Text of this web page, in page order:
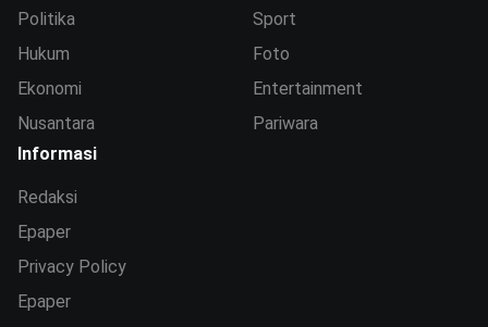
Politika
Hukum
Ekonomi
Nusantara
Sport
Foto
Entertainment
Pariwara
Informasi
Redaksi
Epaper
Privacy Policy
Epaper